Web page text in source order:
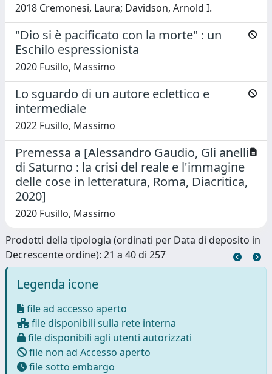
2018 Cremonesi, Laura; Davidson, Arnold I.
"Dio si è pacificato con la morte" : un
Eschilo espressionista
2020 Fusillo, Massimo
Lo sguardo di un autore eclettico e
intermediale
2022 Fusillo, Massimo
Premessa a [Alessandro Gaudio, Gli anelli
di Saturno : la crisi del reale e l'immagine
delle cose in letteratura, Roma, Diacritica,
2020]
2020 Fusillo, Massimo
Prodotti della tipologia (ordinati per Data di deposito in
Decrescente ordine): 21 a 40 di 257
Legenda icone
file ad accesso aperto
file disponibili sulla rete interna
file disponibili agli utenti autorizzati
file non ad Accesso aperto
file sotto embargo